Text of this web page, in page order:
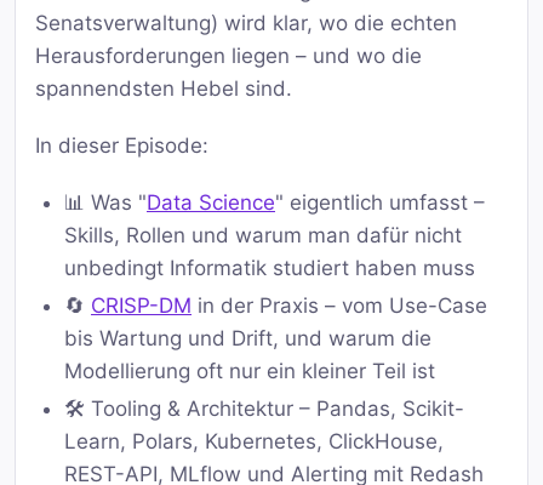
Senatsverwaltung) wird klar, wo die echten
Herausforderungen liegen – und wo die
spannendsten Hebel sind.
In dieser Episode:
📊 Was "Data Science" eigentlich umfasst –
Skills, Rollen und warum man dafür nicht
unbedingt Informatik studiert haben muss
🔄 CRISP-DM in der Praxis – vom Use-Case
bis Wartung und Drift, und warum die
Modellierung oft nur ein kleiner Teil ist
🛠️ Tooling & Architektur – Pandas, Scikit-
Learn, Polars, Kubernetes, ClickHouse,
REST-API, MLflow und Alerting mit Redash